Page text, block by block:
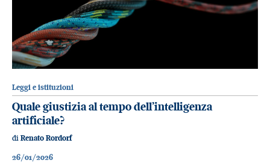
Leggi e istituzioni
Quale giustizia al tempo dell’intelligenza
artificiale?
di Renato Rordorf
26/01/2026